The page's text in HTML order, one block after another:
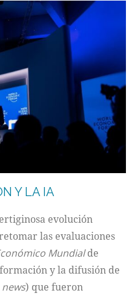
Y LA IA
evolución
las evaluaciones
Mundialde
y la difusión de
news) que fueron